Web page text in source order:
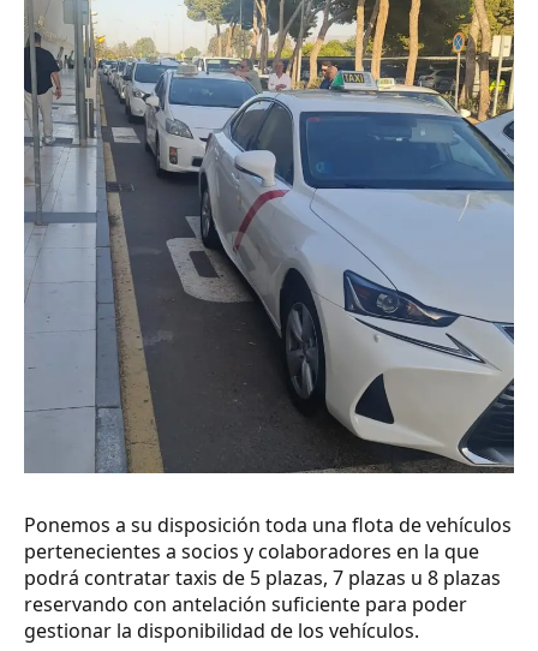
Ponemos a su disposición toda una flota de vehículos
pertenecientes a socios y colaboradores en la que
podrá contratar taxis de 5 plazas, 7 plazas u 8 plazas
reservando con antelación suficiente para poder
gestionar la disponibilidad de los vehículos.